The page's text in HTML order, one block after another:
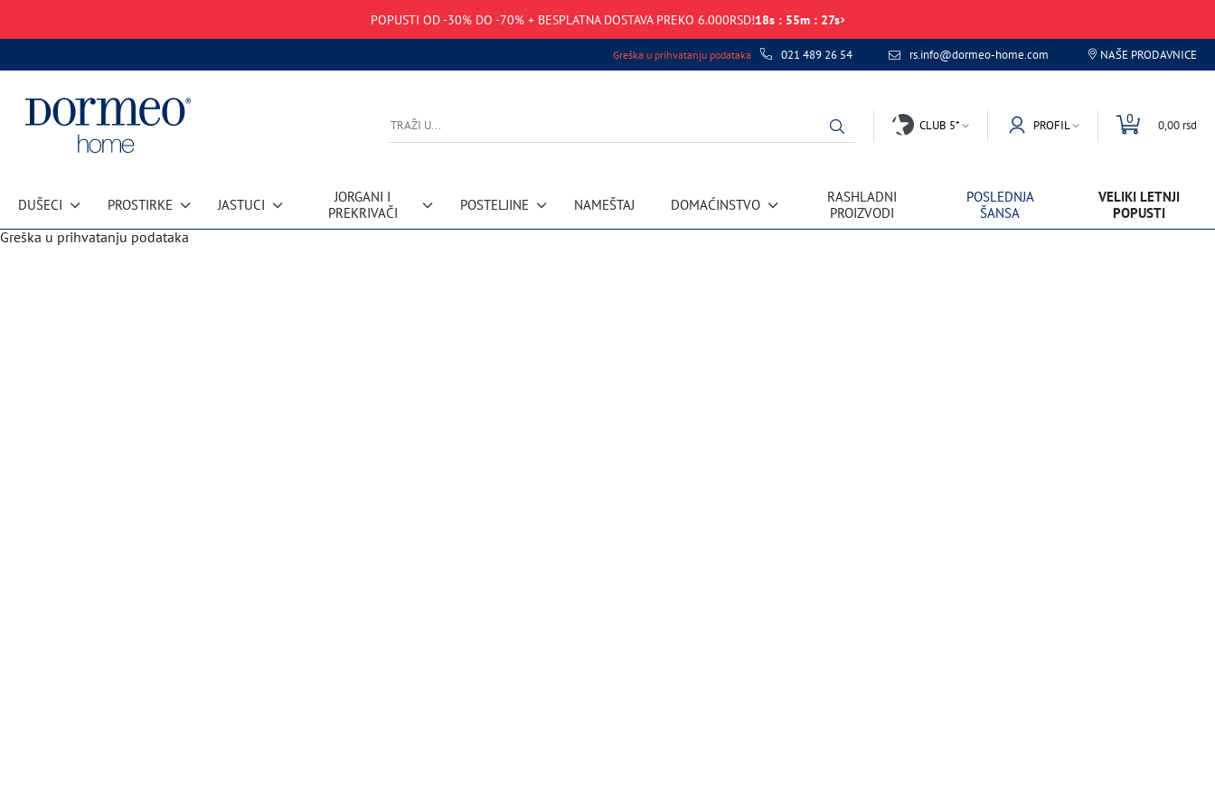
POPUSTI OD -30% DO -70% + BESPLATNA DOSTAVA PREKO 6.000RSD!18s : 55m : 27s
Greška u prihvatanju podataka 021 489 26 54 rs.info@dormeo-home.com NAŠE PRODAVNICE
CLUB 5* PROFIL 0 0,00 rsd
DUŠECI PROSTIRKE JASTUCI
JORGANI I
PREKRIVAČI
POSTELJINE NAMEŠTAJ DOMAĆINSTVO
RASHLADNI
PROIZVODI
POSLEDNJA
ŠANSA
VELIKI LETNJI
POPUSTI
Greška u prihvatanju podataka